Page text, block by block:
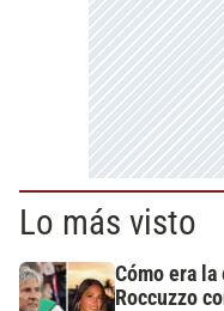
Lo más visto
Cómo era
Roccuzzo